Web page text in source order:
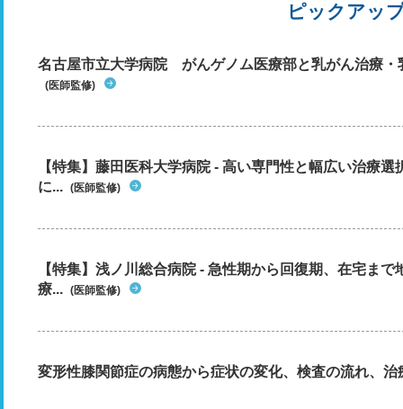
ピックアッ
名古屋市立大学病院 がんゲノム医療部と乳がん治療・
(医師監修)
【特集】藤田医科大学病院 - 高い専門性と幅広い治療
に... (医師監修)
【特集】浅ノ川総合病院 - 急性期から回復期、在宅ま
療... (医師監修)
変形性膝関節症の病態から症状の変化、検査の流れ、治